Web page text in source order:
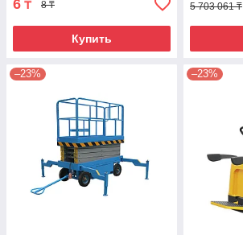
6 ₸ 8 ₸
Купить
5 703 061 ₸
–23% –23%